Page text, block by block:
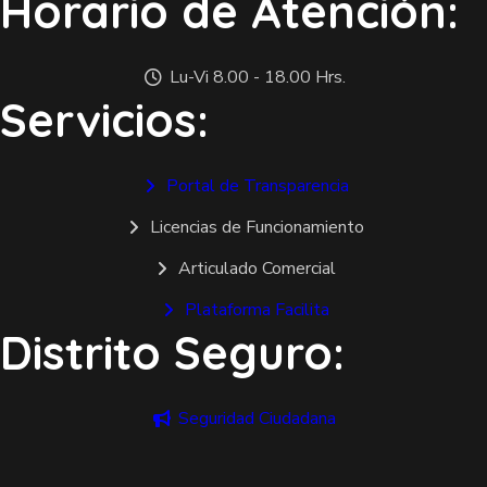
Horario de Atención:
Lu-Vi 8.00 - 18.00 Hrs.
Servicios:
Portal de Transparencia
Licencias de Funcionamiento
Articulado Comercial
Plataforma Facilita
Distrito Seguro:
Seguridad Ciudadana